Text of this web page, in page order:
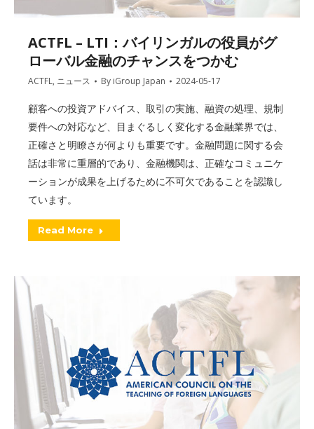
ACTFL – LTI：バイリンガルの役員がグ
ローバル金融のチャンスをつかむ
ACTFL, ニュース By iGroup Japan 2024-05-17
顧客への投資アドバイス、取引の実施、融資の処理、規制
要件への対応など、目まぐるしく変化する金融業界では、
正確さと明瞭さが何よりも重要です。金融問題に関する会
話は非常に重層的であり、金融機関は、正確なコミュニケ
ーションが成果を上げるために不可欠であることを認識し
ています。
Read More